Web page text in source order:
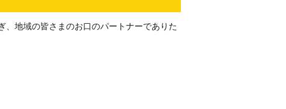
、地域の皆さまのお口のパートナーでありた